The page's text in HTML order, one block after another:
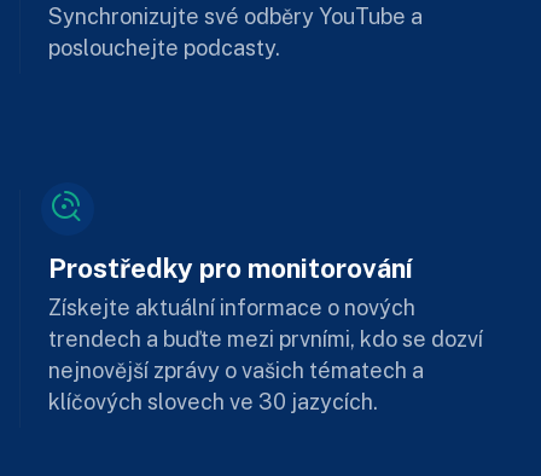
Synchronizujte své odběry YouTube a
poslouchejte podcasty.
Prostředky pro monitorování
Získejte aktuální informace o nových
trendech a buďte mezi prvními, kdo se dozví
nejnovější zprávy o vašich tématech a
klíčových slovech ve 30 jazycích.